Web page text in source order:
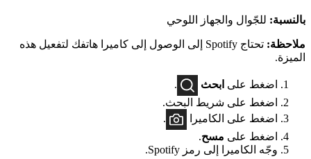
بالنسبة: للجّوال والجهاز اللوحي
ملاحظة:
تحتاج Spotify إلى الوصول إلى كاميرا هاتفك لتفعيل هذه
الميزة.
اضغط على ابحث
.
اضغط على شريط البحث.
اضغط على الكاميرا
.
اضغط على مسح.
وجّه الكاميرا إلى رمز Spotify.